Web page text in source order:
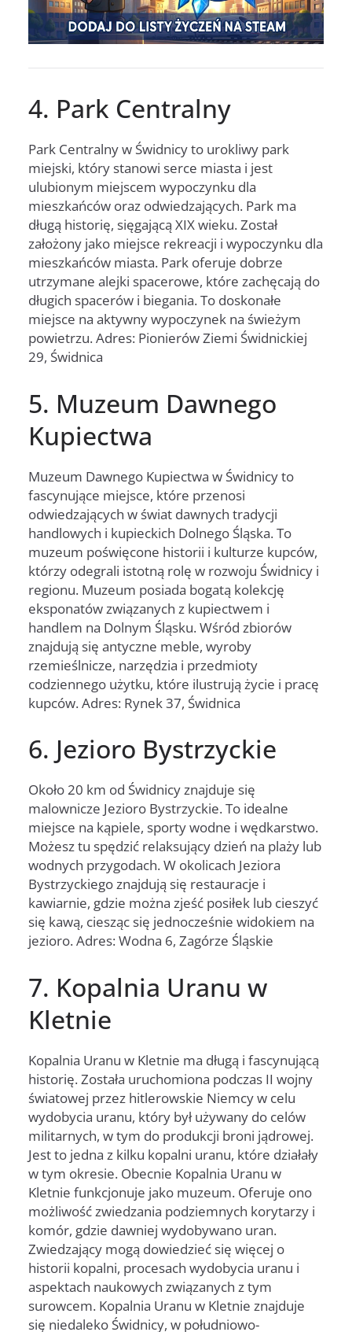
4. Park Centralny
Park Centralny w Świdnicy to urokliwy park
miejski, który stanowi serce miasta i jest
ulubionym miejscem wypoczynku dla
mieszkańców oraz odwiedzających. Park ma
długą historię, sięgającą XIX wieku. Został
założony jako miejsce rekreacji i wypoczynku dla
mieszkańców miasta. Park oferuje dobrze
utrzymane alejki spacerowe, które zachęcają do
długich spacerów i biegania. To doskonałe
miejsce na aktywny wypoczynek na świeżym
powietrzu. Adres: Pionierów Ziemi Świdnickiej
29, Świdnica
5. Muzeum Dawnego
Kupiectwa
Muzeum Dawnego Kupiectwa w Świdnicy to
fascynujące miejsce, które przenosi
odwiedzających w świat dawnych tradycji
handlowych i kupieckich Dolnego Śląska. To
muzeum poświęcone historii i kulturze kupców,
którzy odegrali istotną rolę w rozwoju Świdnicy i
regionu. Muzeum posiada bogatą kolekcję
eksponatów związanych z kupiectwem i
handlem na Dolnym Śląsku. Wśród zbiorów
znajdują się antyczne meble, wyroby
rzemieślnicze, narzędzia i przedmioty
codziennego użytku, które ilustrują życie i pracę
kupców. Adres: Rynek 37, Świdnica
6. Jezioro Bystrzyckie
Około 20 km od Świdnicy znajduje się
malownicze Jezioro Bystrzyckie. To idealne
miejsce na kąpiele, sporty wodne i wędkarstwo.
Możesz tu spędzić relaksujący dzień na plaży lub
wodnych przygodach. W okolicach Jeziora
Bystrzyckiego znajdują się restauracje i
kawiarnie, gdzie można zjeść posiłek lub cieszyć
się kawą, ciesząc się jednocześnie widokiem na
jezioro. Adres: Wodna 6, Zagórze Śląskie
7. Kopalnia Uranu w
Kletnie
Kopalnia Uranu w Kletnie ma długą i fascynującą
historię. Została uruchomiona podczas II wojny
światowej przez hitlerowskie Niemcy w celu
wydobycia uranu, który był używany do celów
militarnych, w tym do produkcji broni jądrowej.
Jest to jedna z kilku kopalni uranu, które działały
w tym okresie. Obecnie Kopalnia Uranu w
Kletnie funkcjonuje jako muzeum. Oferuje ono
możliwość zwiedzania podziemnych korytarzy i
komór, gdzie dawniej wydobywano uran.
Zwiedzający mogą dowiedzieć się więcej o
historii kopalni, procesach wydobycia uranu i
aspektach naukowych związanych z tym
surowcem. Kopalnia Uranu w Kletnie znajduje
się niedaleko Świdnicy, w południowo-